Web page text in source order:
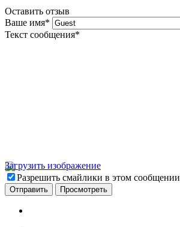
Оставить отзыв
Ваше имя*
Текст сообщения*
Загрузить изображение
Разрешить смайлики в этом сообщении